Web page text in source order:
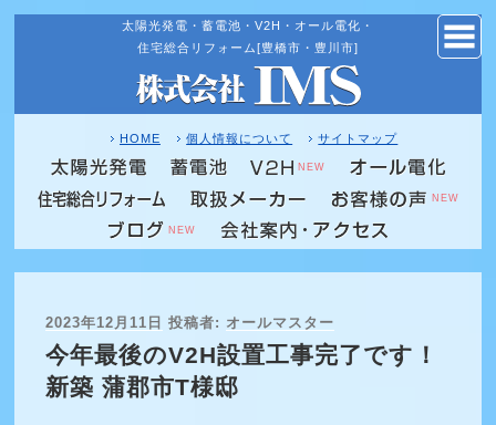
コ
ン
ン
ツ
へ
ス
キ
ッ
プ
太陽光発電・蓄電池・V2H・オール電化・
住宅総合リフォーム[豊橋市・豊川市]
HOME 個人情報について サイトマップ
NEW
NEW
NEW
投
稿
日:
2023年12月11日 投稿者: オールマスター
今年最後のV2H設置工事完了です！
新築 蒲郡市T様邸